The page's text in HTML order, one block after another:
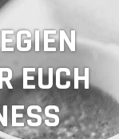
EUCH